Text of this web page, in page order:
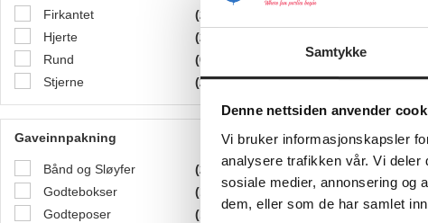
Samtykke
Denne nettsiden anvender
Vi bruker informasjonskapsler
analysere trafikken vår. Vi deler
sosiale medier, annonsering og
dem, eller som de har samlet
Firkantet
(2)
Hjerte
(2)
Rund
(6)
Stjerne
(2)
Gaveinnpakning
Bånd og Sløyfer
(2)
Godtebokser
(1)
Godteposer
(1)
Kjøp
Briller - Blues Brothers -